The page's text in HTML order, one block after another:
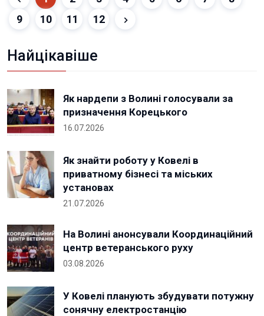
9
10 11 12
Найцікавіше
Як нардепи з Волині голосували за
призначення Корецького
16.07.2026
Як знайти роботу у Ковелі в
приватному бізнесі та міських
установах
21.07.2026
На Волині анонсували Координаційний
центр ветеранського руху
03.08.2026
У Ковелі планують збудувати потужну
сонячну електростанцію